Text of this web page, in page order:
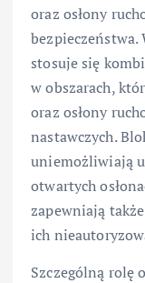
oraz osłony
bezpieczeństwa.
stosuje się
w obszarach,
oraz osłony
nastawczych.
uniemożliwiają
otwartych
zapewniają
ich
Szczególną rolę